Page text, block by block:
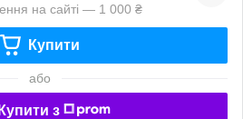
на сайті — 1 000 ₴
Купити
або
Купити з